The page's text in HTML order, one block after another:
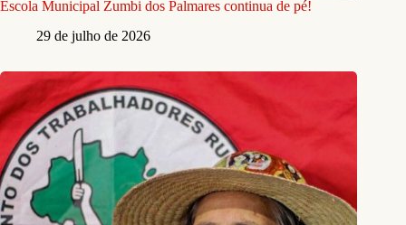
Escola Municipal Zumbi dos Palmares continua de pé!
29 de julho de 2026